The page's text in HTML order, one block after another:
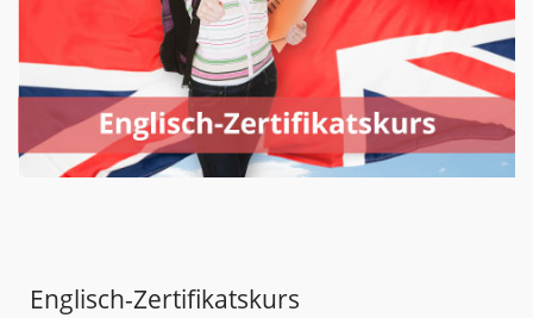
Englisch-Zertifikatskurs